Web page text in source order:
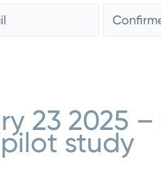
Saisissez
un
23 2025
study